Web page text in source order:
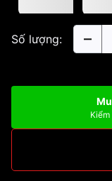
Số lượng: